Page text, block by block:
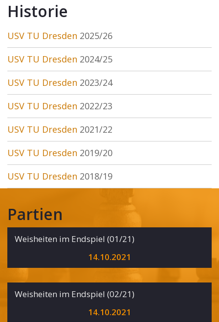
Historie
USV TU Dresden 2025/26
USV TU Dresden 2024/25
USV TU Dresden 2023/24
USV TU Dresden 2022/23
USV TU Dresden 2021/22
USV TU Dresden 2019/20
USV TU Dresden 2018/19
Partien
Weisheiten im Endspiel (01/21)
14.10.2021
Weisheiten im Endspiel (02/21)
14.10.2021